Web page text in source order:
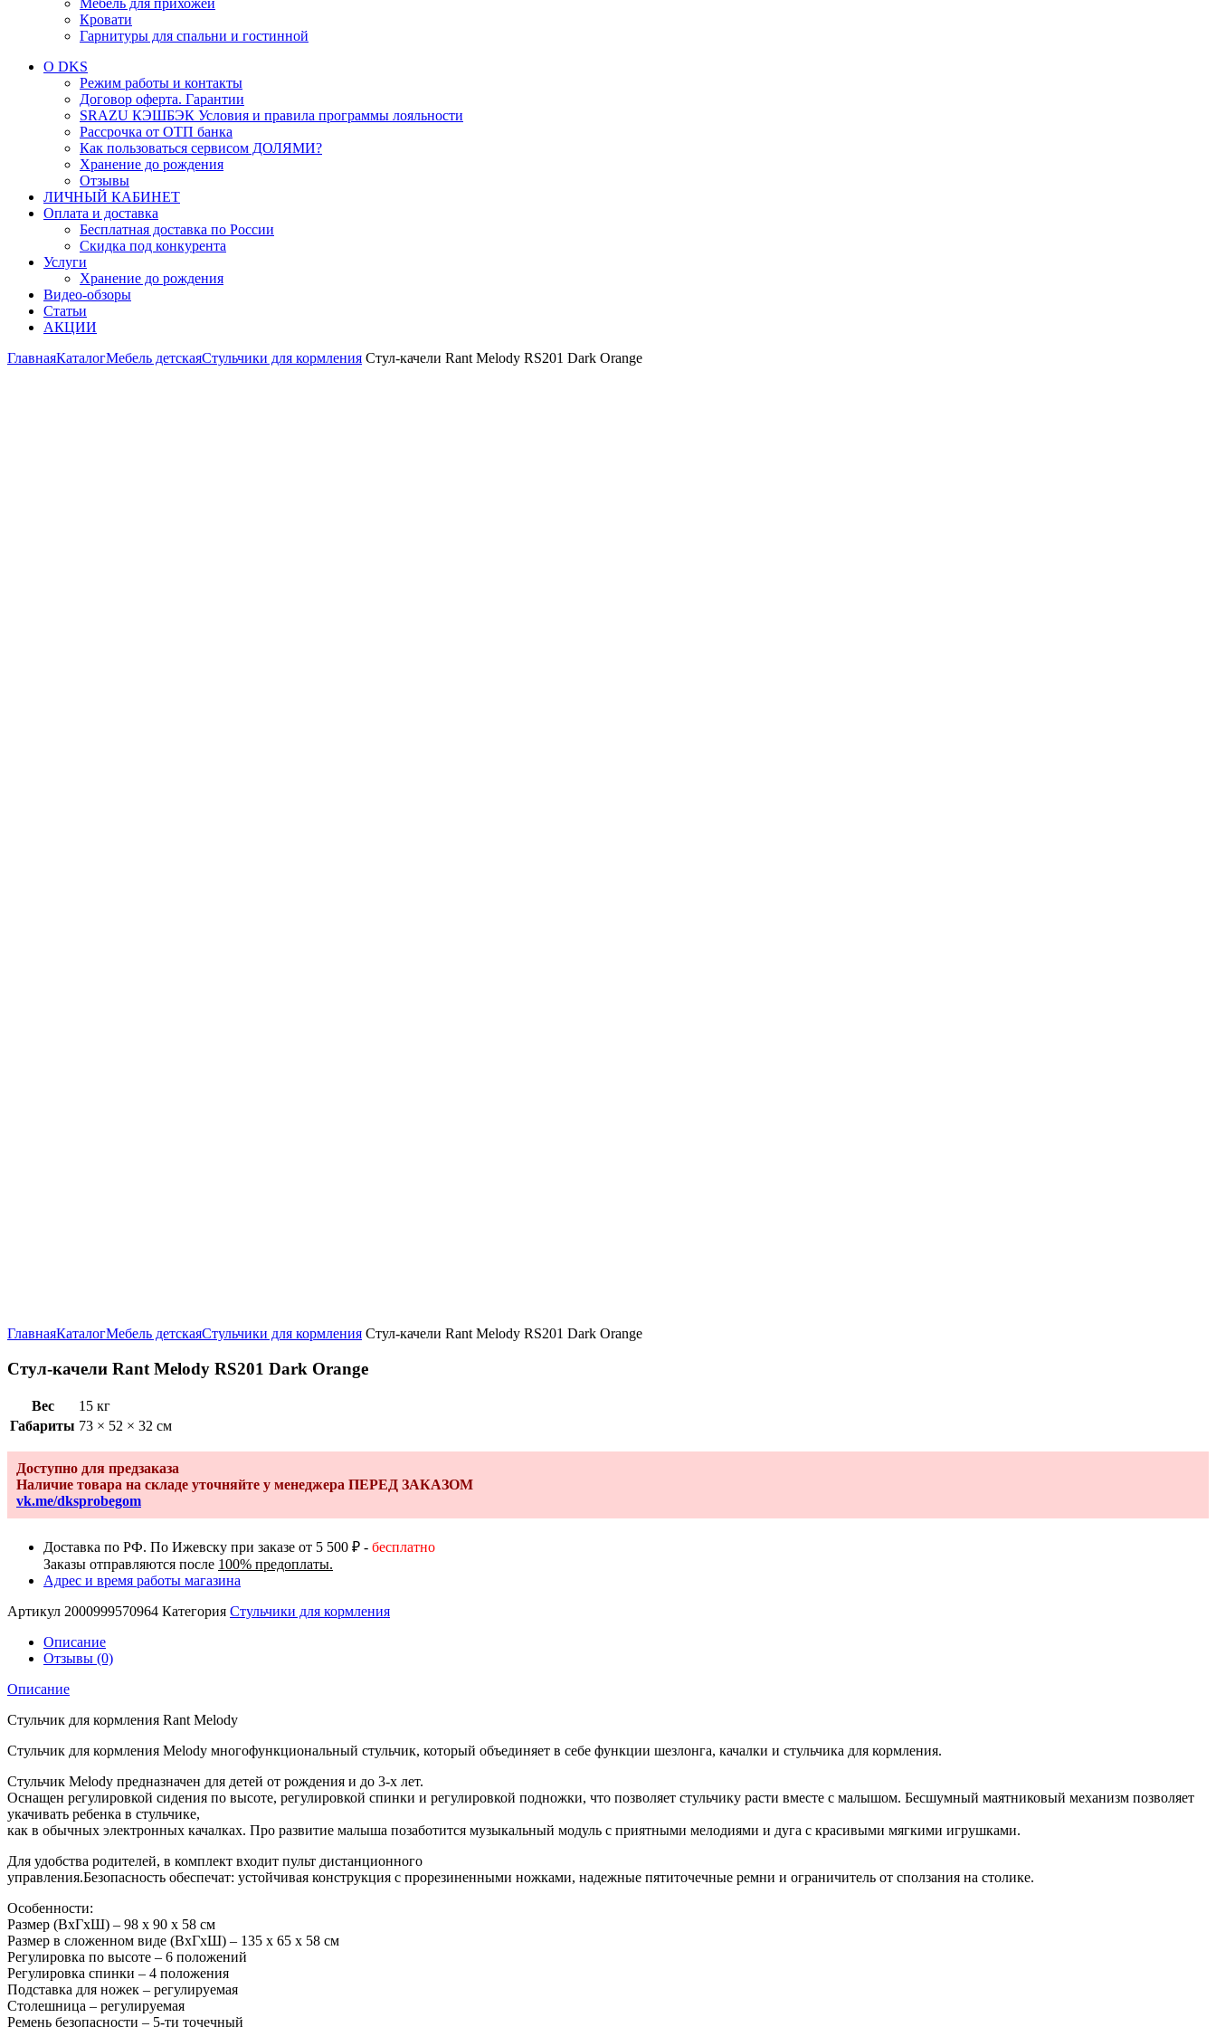
Мебель для прихожей
Кровати
Гарнитуры для спальни и гостинной
О DKS
Режим работы и контакты
Договор оферта. Гарантии
SRAZU КЭШБЭК Условия и правила программы лояльности
Рассрочка от ОТП банка
Как пользоваться сервисом ДОЛЯМИ?
Хранение до рождения
Отзывы
ЛИЧНЫЙ КАБИНЕТ
Оплата и доставка
Бесплатная доставка по России
Скидка под конкурента
Услуги
Хранение до рождения
Видео-обзоры
Статьи
АКЦИИ
ГлавнаяКаталогМебель детскаяСтульчики для кормления Стул-качели Rant Melody RS201 Dark Orange
ГлавнаяКаталогМебель детскаяСтульчики для кормления Стул-качели Rant Melody RS201 Dark Orange
Стул-качели Rant Melody RS201 Dark Orange
Вес
15 кг
Габариты 73 × 52 × 32 см
Доступно для предзаказа
Наличие товара на складе уточняйте у менеджера ПЕРЕД ЗАКАЗОМ
vk.me/dksprobegom
Доставка по РФ. По Ижевску при заказе от 5 500 ₽ - бесплатно
Заказы отправляются после 100% предоплаты.
Адрес и время работы магазина
Артикул 2000999570964 Категория Стульчики для кормления
Описание
Отзывы (0)
Описание
Стульчик для кормления Rant Melody
Стульчик для кормления Melody многофункциональный стульчик, который объединяет в себе функции шезлонга, качалки и стульчика для кормления.
Стульчик Melody предназначен для детей от рождения и до 3-х лет.
Оснащен регулировкой сидения по высоте, регулировкой спинки и регулировкой подножки, что позволяет стульчику расти вместе с малышом. Бесшумный маятниковый механизм позволяет
укачивать ребенка в стульчике,
как в обычных электронных качалках. Про развитие малыша позаботится музыкальный модуль с приятными мелодиями и дуга с красивыми мягкими игрушками.
Для удобства родителей, в комплект входит пульт дистанционного
управления.Безопасность обеспечат: устойчивая конструкция с прорезиненными ножками, надежные пятиточечные ремни и ограничитель от сползания на столике.
Особенности:
Размер (ВхГхШ) – 98 x 90 x 58 см
Размер в сложенном виде (ВхГхШ) – 135 x 65 x 58 см
Регулировка по высоте – 6 положений
Регулировка спинки – 4 положения
Подставка для ножек – регулируемая
Столешница – регулируемая
Ремень безопасности – 5-ти точечный